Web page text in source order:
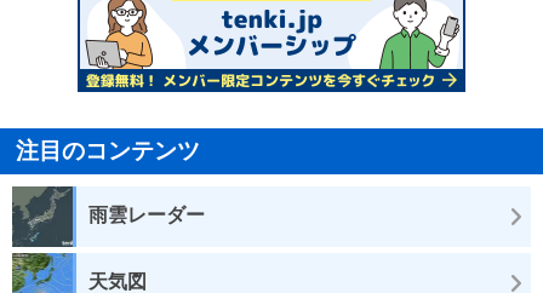
注目のコンテンツ
雨雲レーダー
天気図